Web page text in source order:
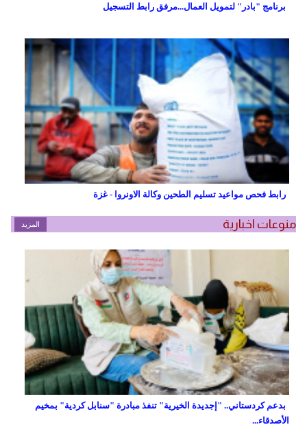
برنامج "بادر" لتمويل العمال...مرفق رابط التسجيل
رابط فحص مواعيد تسليم الطحين وكالة الاونروا - غزة
منوعات اخبارية المزيد
بدعم كردستاني.. "إجديدة الخيرية" تنفذ مبادرة "سنابل كردية" بمخيم
الأصدقاء...